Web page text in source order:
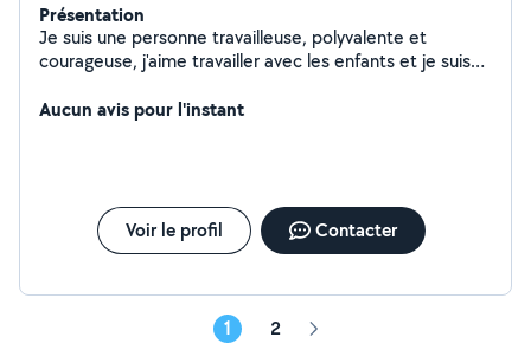
Présentation
Je suis une personne travailleuse, polyvalente et
courageuse, j'aime travailler avec les enfants et je suis
Aucun avis pour l'instant
Voir le profil Contacter
1 2 Page